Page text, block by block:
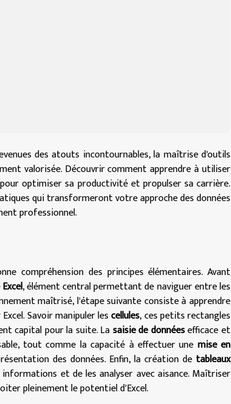
des atouts incontournables, la maîtrise d'outils
valorisée. Découvrir comment apprendre à utiliser
optimiser sa productivité et propulser sa carrière.
qui transformeront votre approche des données
professionnel.
compréhension des principes élémentaires. Avant
, élément central permettant de naviguer entre les
maîtrisé, l'étape suivante consiste à apprendre
Savoir manipuler lescellules, ces petits rectangles
capital pour la suite. Lasaisie de donnéesefficace et
tout comme la capacité à effectuer une mise en
des données. Enfin, la création de tableaux
et de les analyser avec aisance. Maîtriser
pleinement le potentiel d'Excel.